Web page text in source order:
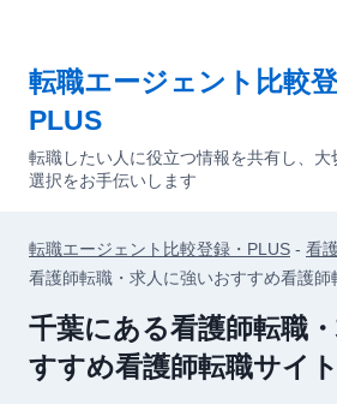
転職エージェント比較登
PLUS
転職したい人に役立つ情報を共有し、大
選択をお手伝いします
転職エージェント比較登録・PLUS - 看
看護師転職・求人に強いおすすめ看護師
千葉にある看護師転職
すすめ看護師転職サイト